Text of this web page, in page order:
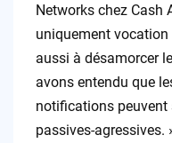
Networks chez Cash
uniquement vocation
aussi à désamorcer
avons entendu que
notifications peuvent
passives-agressives.